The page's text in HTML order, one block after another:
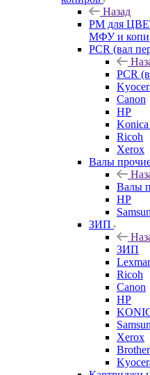
Назад
РМ для
МФУ и
PCR (вал
PCR
Canon
HP
Ricoh
Xerox
Валы
Валы
HP
ЗИП
ЗИП
Ricoh
Canon
HP
Xerox
Brother